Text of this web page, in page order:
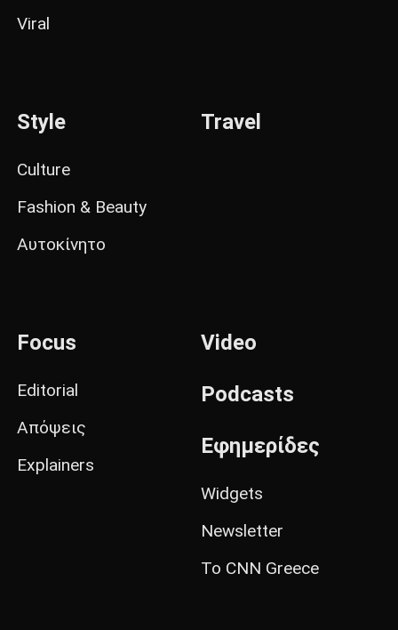
Viral
Style
Culture
Fashion & Beauty
Αυτοκίνητο
Travel
Focus
Editorial
Απόψεις
Explainers
Video
Podcasts
Εφημερίδες
Widgets
Newsletter
Το CNN Greece